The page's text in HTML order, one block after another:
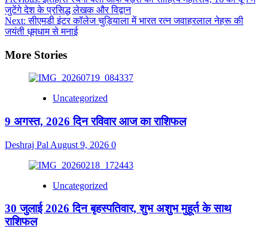
Link
Share
navigation
जुटेंगे देश के प्रसिद्ध लेखक और विद्वान
Next:सीएमडी इंटर कॉलेज चुड़ियाला में भारत रत्न जवाहरलाल नेहरू की
जयंती धूमधाम से मनाई
More Stories
Uncategorized
9 अगस्त, 2026 दिन रविवार आज का राशिफल
Deshraj Pal August 9, 2026 0
Uncategorized
30 जुलाई 2026 दिन बृहस्पतिवार, शुभ अशुभ मुहूर्त के साथ
राशिफल